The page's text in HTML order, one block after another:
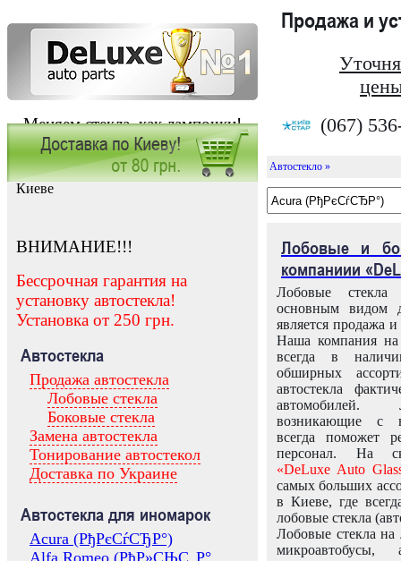
Меняем стекла, как лампочки!
Продажа и
(067)
Заказать установку автостекла в
Киеве
ВНИМАНИЕ!!!
Бессрочная гарантия на
установку автостекла!
Установка от 250 грн.
Автостекла
Продажа автостекла
Лобовые стекла
Боковые стекла
Замена автостекла
Тонирование автостекол
Доставка по Украине
Автостекла для иномарок
Acura (РђРєСѓСЂР°)
Alfa Romeo (РђР»СЊС„Р°
Автостекло »
Лобовые и
компаниии
Лобовые
основным видом
является продажа и
Наша компания на
всегда в
обширных
автостекла
возникающие с
всегда поможет
персонал. На
«DeLuxe Auto
самых больших
в Киеве, где
лобовые стекла
Лобовые стекла на
микроавтобусы,